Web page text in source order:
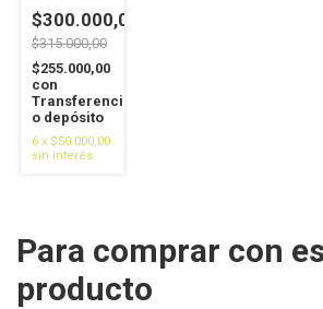
$300.000,00
$315.000,00
$255.000,00
con
Transferencia
o depósito
6 x $50.000,00
sin interés
Para comprar con
producto